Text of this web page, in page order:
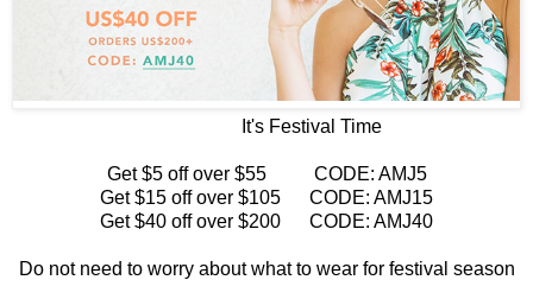
It's Festival Time
Get $5 off over $55 CODE: AMJ5
Get $15 off over $105 CODE: AMJ15
Get $40 off over $200 CODE: AMJ40
Do not need to worry about what to wear for festival season